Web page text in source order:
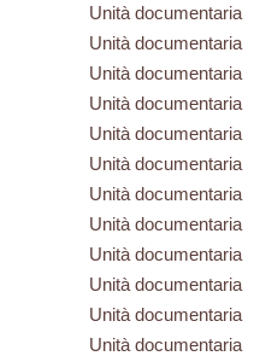
Unità documentaria
Unità documentaria
Unità documentaria
Unità documentaria
Unità documentaria
Unità documentaria
Unità documentaria
Unità documentaria
Unità documentaria
Unità documentaria
Unità documentaria
Unità documentaria